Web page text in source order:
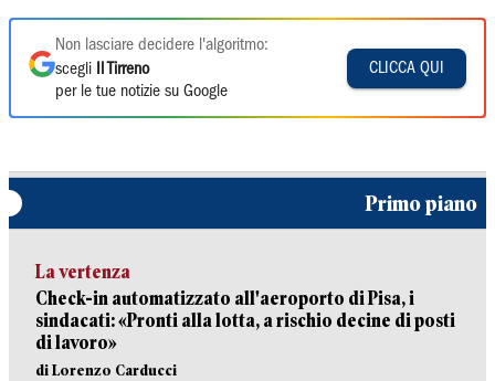
Non lasciare decidere l'algoritmo:
scegli
Il Tirreno
per le tue notizie su Google
CLICCA QUI
Primo piano
La vertenza
Check-in automatizzato all'aeroporto di Pisa, i
sindacati: «Pronti alla lotta, a rischio decine di posti
di lavoro»
di Lorenzo Carducci